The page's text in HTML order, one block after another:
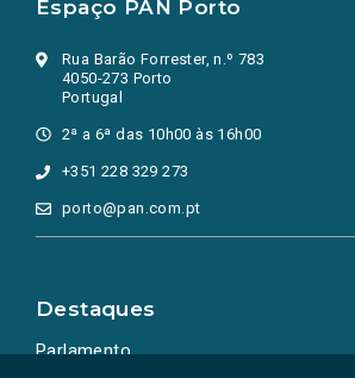
Espaço PAN Porto
Rua Barão Forrester, n.º 783
4050-273 Porto
Portugal
2ª a 6ª das 10h00 às 16h00
+351 228 329 273
porto@pan.com.pt
Destaques
Parlamento